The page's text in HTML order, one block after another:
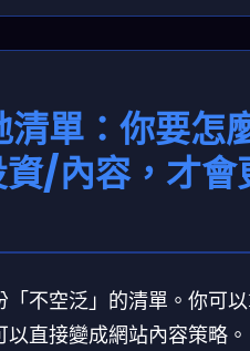
單：你要怎
/內容，才會
「不空泛」的清單。你可
直接變成網站內容策略。